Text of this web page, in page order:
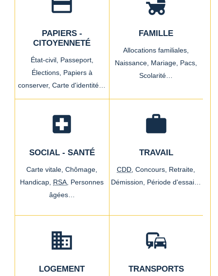
credit_card
PAPIERS -
CITOYENNETÉ
État-civil, Passeport,
Élections, Papiers à
conserver,Carte d'identité…
child_friendly
FAMILLE
Allocations familiales,
Naissance, Mariage, Pacs,
Scolarité…
local_hospital
SOCIAL - SANTÉ
Carte vitale,Chômage,
Handicap, RSA Personnes
âgées…
work
TRAVAIL
CDD ,Concours, Retraite,
Démission, Période d'essai…
domain
LOGEMENT
commute
TRANSPORTS